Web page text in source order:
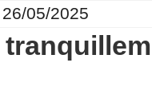
05/2025